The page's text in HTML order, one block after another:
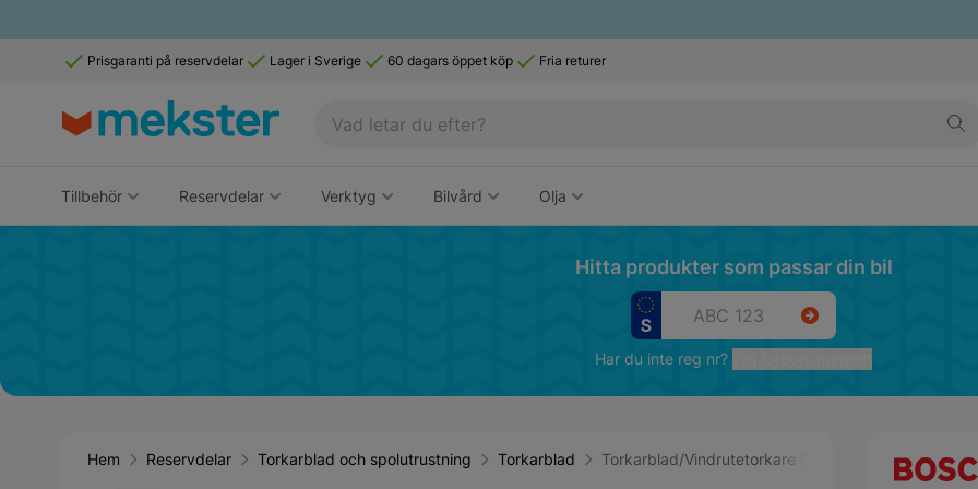
Prisgaranti på reservdelar Lager i Sverige 60 dagars öppet köp Fria returer
Tillbehör Reservdelar Verktyg Bilvård Olja
Hitta produkter som passar din bil
Har du inte reg nr?
Hem Reservdelar Torkarblad och spolutrustning Torkarblad Torkarblad/Vindrutetorkare Bosch Twin 728S - 2-